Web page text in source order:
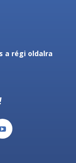
a régi oldalra